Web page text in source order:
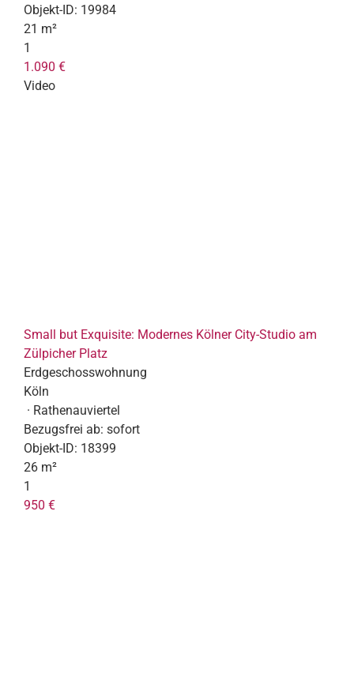
Objekt-ID: 19984
21 m²
1
1.090 €
Video
Small but Exquisite: Modernes Kölner City-Studio am
Zülpicher Platz
Erdgeschosswohnung
Köln
· Rathenauviertel
Bezugsfrei ab: sofort
Objekt-ID: 18399
26 m²
1
950 €